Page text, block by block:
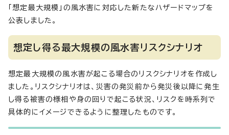
「想定最大規模」の風水害に対応した新たなハザードマップを
公表しました。
想定し得る最大規模の風水害リスクシナリオ
想定最大規模の風水害が起こる場合のリスクシナリオを作成し
ました。リスクシナリオは、災害の発災前から発災後以降に発生
し得る被害の様相や身の回りで起こる状況、リスクを時系列で
具体的にイメージできるように整理したものです。